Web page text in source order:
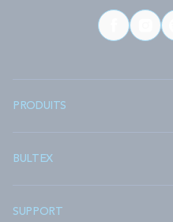
PRODUITS
BULTEX
SUPPORT